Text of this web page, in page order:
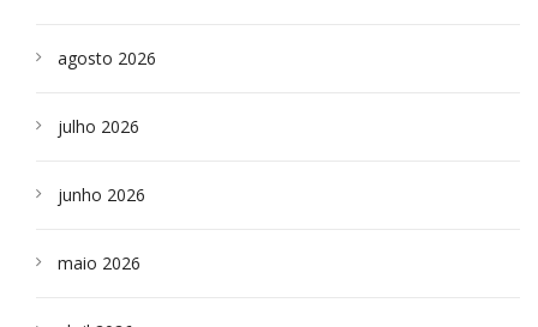
agosto 2026
julho 2026
junho 2026
maio 2026